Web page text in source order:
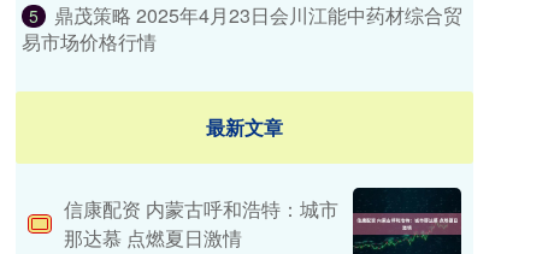
5
鼎茂策略 2025年4月23日会川江能中药材综合贸
易市场价格行情
最新文章
信康配资 内蒙古呼和浩特：城市
那达慕 点燃夏日激情